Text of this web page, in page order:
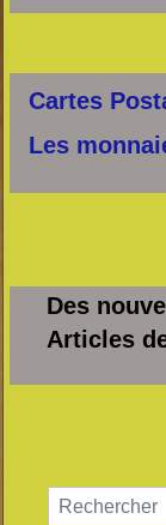
Cartes
Les
Des
Articles